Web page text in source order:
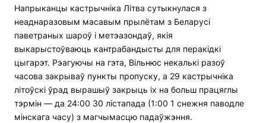
Напрыканцы кастрычніка Літва сутыкнулася з
неаднаразовым масавым прылётам з Беларусі
паветраных шароў і метэазондаў, якія
выкарыстоўваюць кантрабандысты для перакідкі
цыгарэт. Рэагуючы на ​​гэта, Вільнюс некалькі разоў
часова закрываў пункты пропуску, а 29 кастрычніка
літоўскі ўрад вырашыў закрыць іх на больш працяглы
тэрмін — да 24:00 30 лістапада (1:00 1 снежня паводле
мінскага часу) з магчымасцю падаўжэння.